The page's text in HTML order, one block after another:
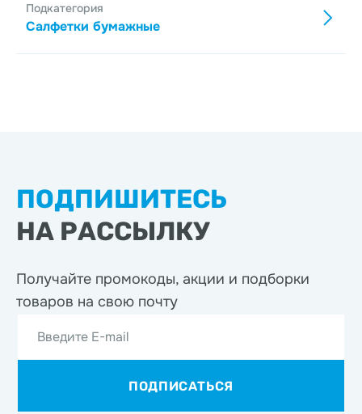
Подкатегория
Салфетки бумажные
ПОДПИШИТЕСЬ
НА РАССЫЛКУ
Получайте промокоды, акции и подборки
товаров на свою почту
Введите E-mail
ПОДПИСАТЬСЯ